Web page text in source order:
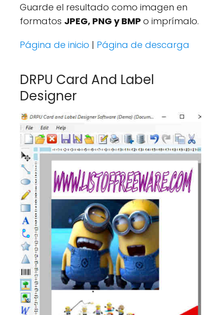
Guarde el resultado como imagen en
formatos JPEG, PNG y BMP o imprímalo.
Página de inicio | Página de descarga
DRPU Card And Label
Designer